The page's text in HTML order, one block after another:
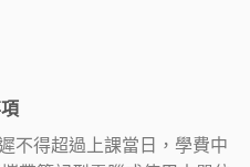
不得超過上課當日，學費中